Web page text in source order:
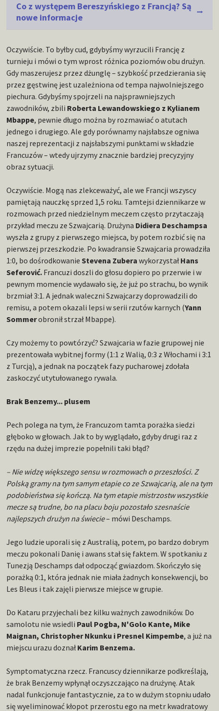
Co z występem Bereszyńskiego z Francją? Są
nowe informacje
Oczywiście. To byłby cud, gdybyśmy wyrzucili Francję z
turnieju i mówi o tym wprost różnica poziomów obu drużyn.
Gdy maszerujesz przez dżunglę – szybkość przedzierania się
przez gęstwinę jest uzależniona od tempa najwolniejszego
piechura. Gdybyśmy spojrzeli na najsprawniejszych
zawodników, zbili Roberta Lewandowskiego z Kylianem
Mbappe, pewnie długo można by rozmawiać o atutach
jednego i drugiego. Ale gdy porównamy najsłabsze ogniwa
naszej reprezentacji z najsłabszymi punktami w składzie
Francuzów – wtedy ujrzymy znacznie bardziej precyzyjny
obraz sytuacji.
Oczywiście. Mogą nas zlekceważyć, ale we Francji wszyscy
pamiętają nauczkę sprzed 1,5 roku. Tamtejsi dziennikarze w
rozmowach przed niedzielnym meczem często przytaczają
przykład meczu ze Szwajcarią. Drużyna Didiera Deschampsa
wyszła z grupy z pierwszego miejsca, by potem rozbić się na
pierwszej przeszkodzie. Po kwadransie Szwajcaria prowadziła
1:0, bo dośrodkowanieStevena Zubera wykorzystałHans
Seferović. Francuzi doszli do głosu dopiero po przerwie i w
pewnym momencie wydawało się, że już po strachu, bo wynik
brzmiał 3:1. A jednak waleczni Szwajcarzy doprowadzili do
remisu, a potem okazali lepsi w serii rzutów karnych (Yann
Sommerobronił strzał Mbappe).
Czy możemy to powtórzyć? Szwajcaria w fazie grupowej nie
prezentowała wybitnej formy (1:1 z Walią, 0:3 z Włochami i 3:1
z Turcją), a jednak na początek fazy pucharowej zdołała
zaskoczyć utytułowanego rywala.
Brak Benzemy... plusem
Pech polega na tym, że Francuzom tamta porażka siedzi
głęboko w głowach. Jak to by wyglądało, gdyby drugi raz z
rzędu na dużej imprezie popełnili taki błąd?
– Nie widzę większego sensu w rozmowach o przeszłości. Z
Polską gramy na tym samym etapie co ze Szwajcarią, ale na tym
podobieństwa się kończą. Na tym etapie mistrzostw wszystkie
mecze są trudne, bo na placu boju pozostało szesnaście
najlepszych drużyn na świecie– mówi Deschamps.
Jego ludzie uporali się z Australią, potem, po bardzo dobrym
meczu pokonali Danię i awans stał się faktem. W spotkaniu z
Tunezją Deschamps dał odpocząć gwiazdom. Skończyło się
porażką 0:1, która jednak nie miała żadnych konsekwencji, bo
Les Bleus i tak zajęli pierwsze miejsce w grupie.
Do Kataru przyjechali bez kilku ważnych zawodników. Do
samolotu nie wsiedli Paul Pogba, N'Golo Kante, Mike
Maignan, Christopher Nkunku i Presnel Kimpembe, a już na
miejscu urazu doznałKarim Benzema.
Symptomatyczna rzecz. Francuscy dziennikarze podkreślają,
że brak Benzemy wpłynął oczyszczająco na drużynę. Atak
nadal funkcjonuje fantastycznie, za to w dużym stopniu udało
się wyeliminować kłopot przerostu ego na metr kwadratowy